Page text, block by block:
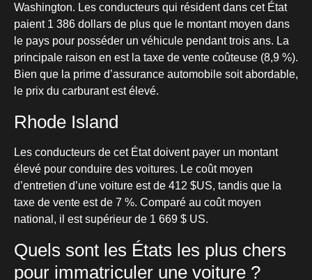
Washington. Les conducteurs qui résident dans cet État
paient 1 386 dollars de plus que le montant moyen dans
le pays pour posséder un véhicule pendant trois ans. La
principale raison en est la taxe de vente coûteuse (8,9 %).
Bien que la prime d’assurance automobile soit abordable,
le prix du carburant est élevé.
Rhode Island
Les conducteurs de cet État doivent payer un montant
élevé pour conduire des voitures. Le coût moyen
d’entretien d’une voiture est de 412 $US, tandis que la
taxe de vente est de 7 %. Comparé au coût moyen
national, il est supérieur de 1 669 $ US.
Quels sont les États les plus chers
pour immatriculer une voiture ?